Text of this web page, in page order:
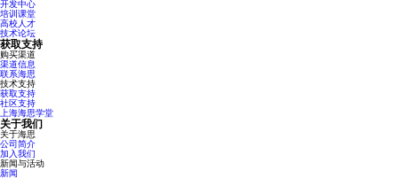
开发中心
培训课堂
高校人才
技术论坛
获取支持
购买渠道
渠道信息
联系海思
技术支持
获取支持
社区支持
上海海思学堂
关于我们
关于海思
公司简介
加入我们
新闻与活动
新闻